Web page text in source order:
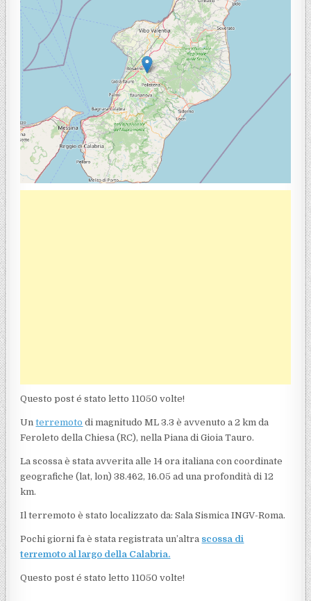
Questo post é stato letto 11050 volte!
Unterremoto di magnitudo ML 3.3 è avvenuto a 2 km da
Feroleto della Chiesa (RC), nella Piana di Gioia Tauro.
La scossa è stata avverita alle 14 ora italiana con coordinate
geografiche (lat, lon) 38.462, 16.05 ad una profondità di 12
km.
Il terremoto è stato localizzato da: Sala Sismica INGV-Roma.
Pochi giorni fa è stata registrata un’altra scossa di
terremoto al largo della Calabria.
Questo post é stato letto 11050 volte!